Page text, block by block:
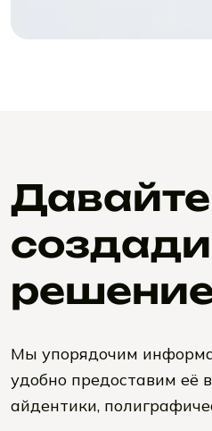
Давайте
Мы упорядочим
удобно предоставим её
айдентики,